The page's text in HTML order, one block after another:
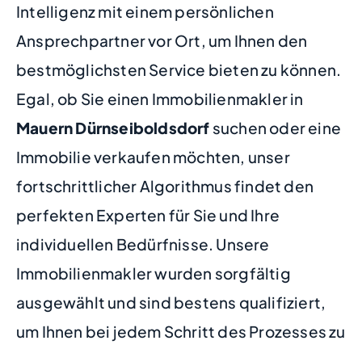
Intelligenz mit einem persönlichen
Ansprechpartner vor Ort, um Ihnen den
bestmöglichsten Service bieten zu können.
Egal, ob Sie einen Immobilienmakler in
Mauern Dürnseiboldsdorf suchen oder eine
Immobilie verkaufen möchten, unser
fortschrittlicher Algorithmus findet den
perfekten Experten für Sie und Ihre
individuellen Bedürfnisse. Unsere
Immobilienmakler wurden sorgfältig
ausgewählt und sind bestens qualifiziert,
um Ihnen bei jedem Schritt des Prozesses zu